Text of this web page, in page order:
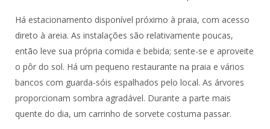
Há estacionamento disponível próximo à praia, com acesso
direto à areia. As instalações são relativamente poucas,
então leve sua própria comida e bebida; sente-se e aproveite
o pôr do sol. Há um pequeno restaurante na praia e vários
bancos com guarda-sóis espalhados pelo local. As árvores
proporcionam sombra agradável. Durante a parte mais
quente do dia, um carrinho de sorvete costuma passar.